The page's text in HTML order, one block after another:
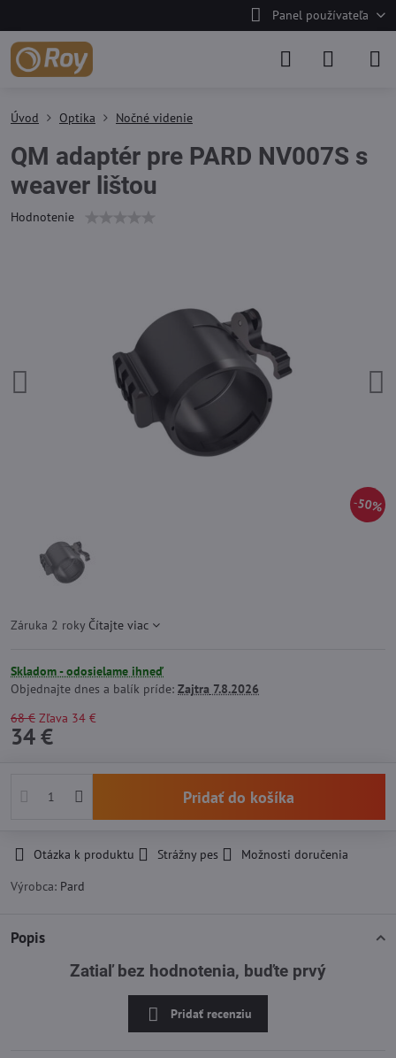
Panel používateľa
50%
Úvod Optika Nočné videnie
QM adaptér pre PARD NV007S s
weaver lištou
Hodnotenie
Záruka 2 roky Čítajte viac
Skladom - odosielame ihneď
Objednajte dnes a balík príde: Zajtra 7.8.2026
68 € Zľava 34 €
34 €
Pridať do košíka
Otázka k produktu Strážny pes
Možnosti doručenia
Výrobca: Pard
Popis
Zatiaľ bez hodnotenia, buďte prvý
Pridať recenziu